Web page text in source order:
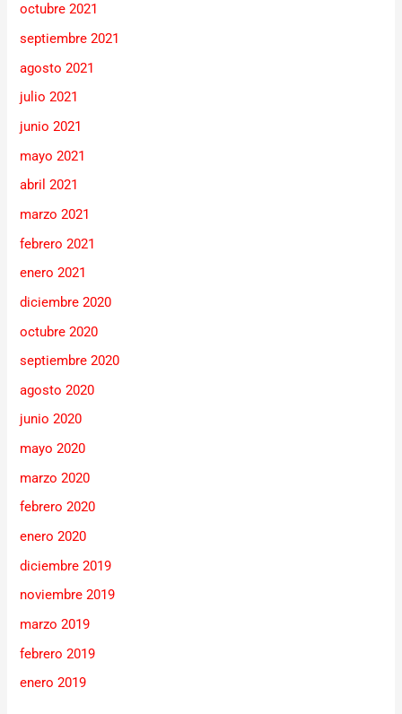
octubre 2021
septiembre 2021
agosto 2021
julio 2021
junio 2021
mayo 2021
abril 2021
marzo 2021
febrero 2021
enero 2021
diciembre 2020
octubre 2020
septiembre 2020
agosto 2020
junio 2020
mayo 2020
marzo 2020
febrero 2020
enero 2020
diciembre 2019
noviembre 2019
marzo 2019
febrero 2019
enero 2019